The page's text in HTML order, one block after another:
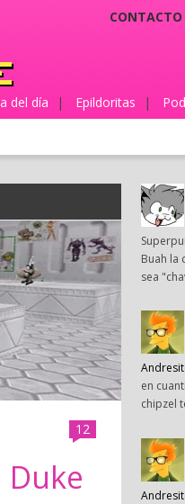
CONTACTO
del día | Epildoritas |
12
Buah la
sea
en
chipzel